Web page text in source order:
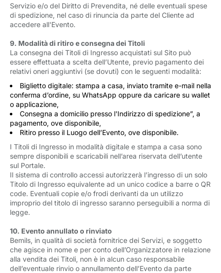
Servizio e/o del Diritto di Prevendita, né delle eventuali spese
di spedizione, nel caso di rinuncia da parte del Cliente ad
accedere all'Evento.
9. Modalità di ritiro e consegna dei Titoli
La consegna dei Titoli di Ingresso acquistati sul Sito può
essere effettuata a scelta dell’Utente, previo pagamento dei
relativi oneri aggiuntivi (se dovuti) con le seguenti modalità:
Biglietto digitale: stampa a casa, inviato tramite e-mail nella
conferma d’ordine, su WhatsApp oppure da caricare su wallet
o applicazione,
Consegna a domicilio presso l'Indirizzo di spedizione”, a
pagamento, ove disponibile,
Ritiro presso il Luogo dell’Evento, ove disponibile.
I Titoli di Ingresso in modalità digitale e stampa a casa sono
sempre disponibili e scaricabili nell’area riservata dell’utente
sul Portale.
Il sistema di controllo accessi autorizzerà l’ingresso di un solo
Titolo di Ingresso equivalente ad un unico codice a barre o QR
code. Eventuali copie e/o frodi derivanti da un utilizzo
improprio del titolo di ingresso saranno perseguibili a norma di
legge.
10. Evento annullato o rinviato
Bemils, in qualità di società fornitrice dei Servizi, e soggetto
che agisce in nome e per conto dell’Organizzatore in relazione
alla vendita dei Titoli, non è in alcun caso responsabile
dell’eventuale rinvio o annullamento dell’Evento da parte